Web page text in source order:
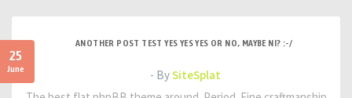
25
June
ANOTHER POST TEST YES YES YES OR NO, MAYBE NI? :-/
- BySiteSplat